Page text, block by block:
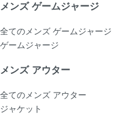
メンズ ゲームジャージ
全てのメンズ ゲームジャージ
ゲームジャージ
メンズ アウター
全てのメンズ アウター
ジャケット